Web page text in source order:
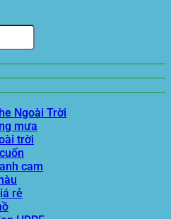
Ngoài Trời
mưa
trời
cam
rẻ